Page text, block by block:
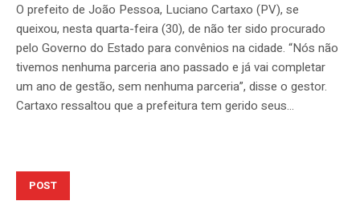
O prefeito de João Pessoa, Luciano Cartaxo (PV), se
queixou, nesta quarta-feira (30), de não ter sido procurado
pelo Governo do Estado para convênios na cidade. “Nós não
tivemos nenhuma parceria ano passado e já vai completar
um ano de gestão, sem nenhuma parceria”, disse o gestor.
Cartaxo ressaltou que a prefeitura tem gerido seus...
POST